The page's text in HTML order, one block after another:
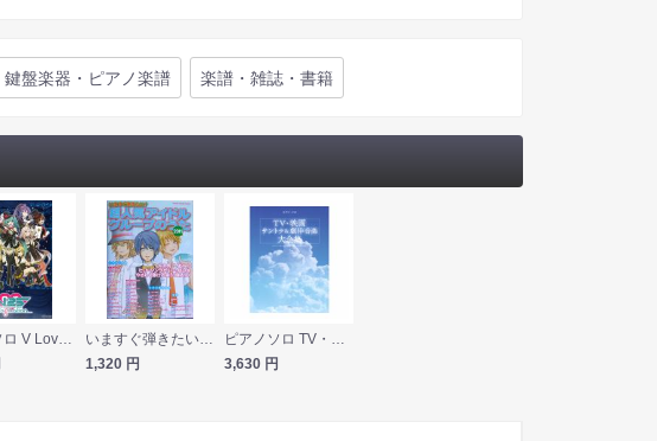
鍵盤楽器・ピアノ楽譜 楽譜・雑誌・書籍
ピアノソロ V Love 25-imagination- デプロMP
いますぐ弾きたい! 超人気アイドルグループのうた 2011 シンコーミュージック
1,320 円
ピアノソロ TV・映画音楽サントラ＆劇伴音楽大全集 ケイエムピー
3,630 円